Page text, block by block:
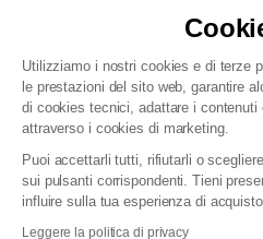
Utilizziamo i nostri cookies e di terze
le prestazioni del sito web, garantire
di cookies tecnici, adattare i
attraverso i cookies di marketing.
Puoi accettarli tutti, rifiutarli o
sui pulsanti corrispondenti. Tieni
influire sulla tua esperienza di
Leggere la politica di privacy
Condizioni
Politica di gestione dei dati
Condizioni generali di vendita
Dichiarazione di